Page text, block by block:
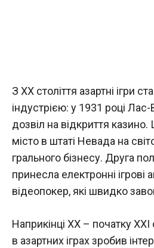
З XX століття азартні ігри
індустрією: у 1931 році
дозвіл на відкриття
місто в штаті Невада на
грального бізнесу. Друга
принесла електронні ігрові
відеопокер, які швидко
Наприкінці XX – початку
в азартних іграх зробив